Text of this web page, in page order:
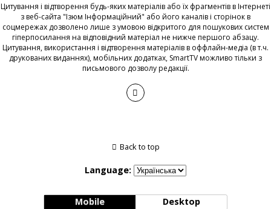
Цитування і відтворення будь-яких матеріалів або їх фрагментів в Інтернеті
з веб-сайта "Ізюм Інформаційний" або його каналів і сторінок в
соцмережах дозволено лише з умовою відкритого для пошукових систем
гіперпосилання на відповідний матеріал не нижче першого абзацу.
Цитування, використання і відтворення матеріалів в оффлайн-медіа (в т.ч.
друкованих виданнях), мобільних додатках, SmartTV можливо тільки з
письмового дозволу редакції.
Back to top
Language:
Mobile Desktop